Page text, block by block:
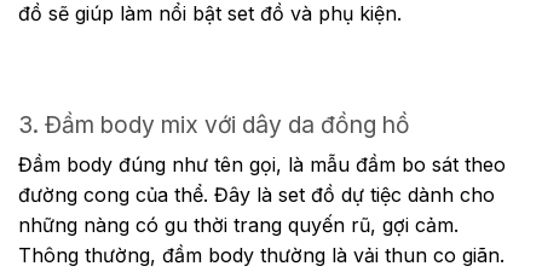
đồ sẽ giúp làm nổi bật set đồ và phụ kiện.
3. Đầm body mix với dây da đồng hồ
Đầm body đúng như tên gọi, là mẫu đầm bo sát theo
đường cong của thể. Đây là set đồ dự tiệc dành cho
những nàng có gu thời trang quyến rũ, gợi cảm.
Thông thường, đầm body thường là vải thun co giãn.